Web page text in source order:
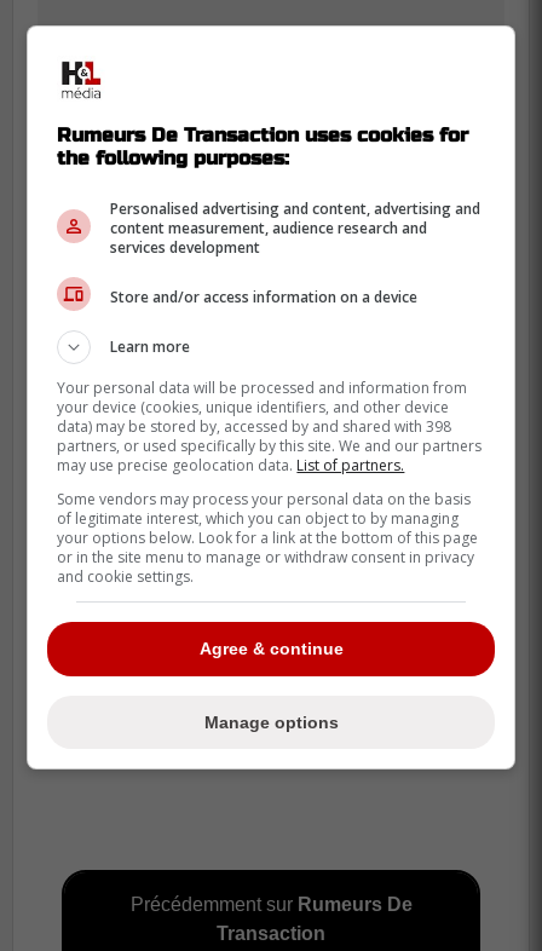
À voir:
-
À lire également sur Rumeurs De
Transaction :
Déclaration assassine de Pat Brisson sur
son client Pierre-Luc Dubois
Précédemment sur Rumeurs De
Transaction
Rumeurs De Transaction uses cookies for
the following purposes:
Personalised advertising and content, advertising and
content measurement, audience research and
services development
Store and/or access information on a device
Learn more
Your personal data will be processed and information from
your device (cookies, unique identifiers, and other device
data) may be stored by, accessed by and shared with 398
partners, or used specifically by this site. We and our partners
may use precise geolocation data. List of partners.
Some vendors may process your personal data on the basis
of legitimate interest, which you can object to by managing
your options below. Look for a link at the bottom of this page
or in the site menu to manage or withdraw consent in privacy
and cookie settings.
Agree & continue
Manage options